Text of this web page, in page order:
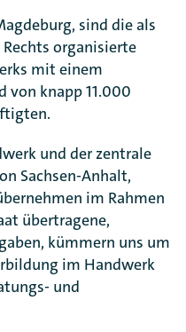
sind die als
organisierte
mit einem
knapp 11.000
und der zentrale
Sachsen-Anhalt,
im Rahmen
übertragene,
kümmern uns um
im Handwerk
und